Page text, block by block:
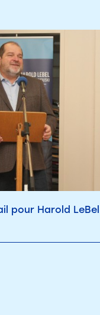
pour Harold LeBel